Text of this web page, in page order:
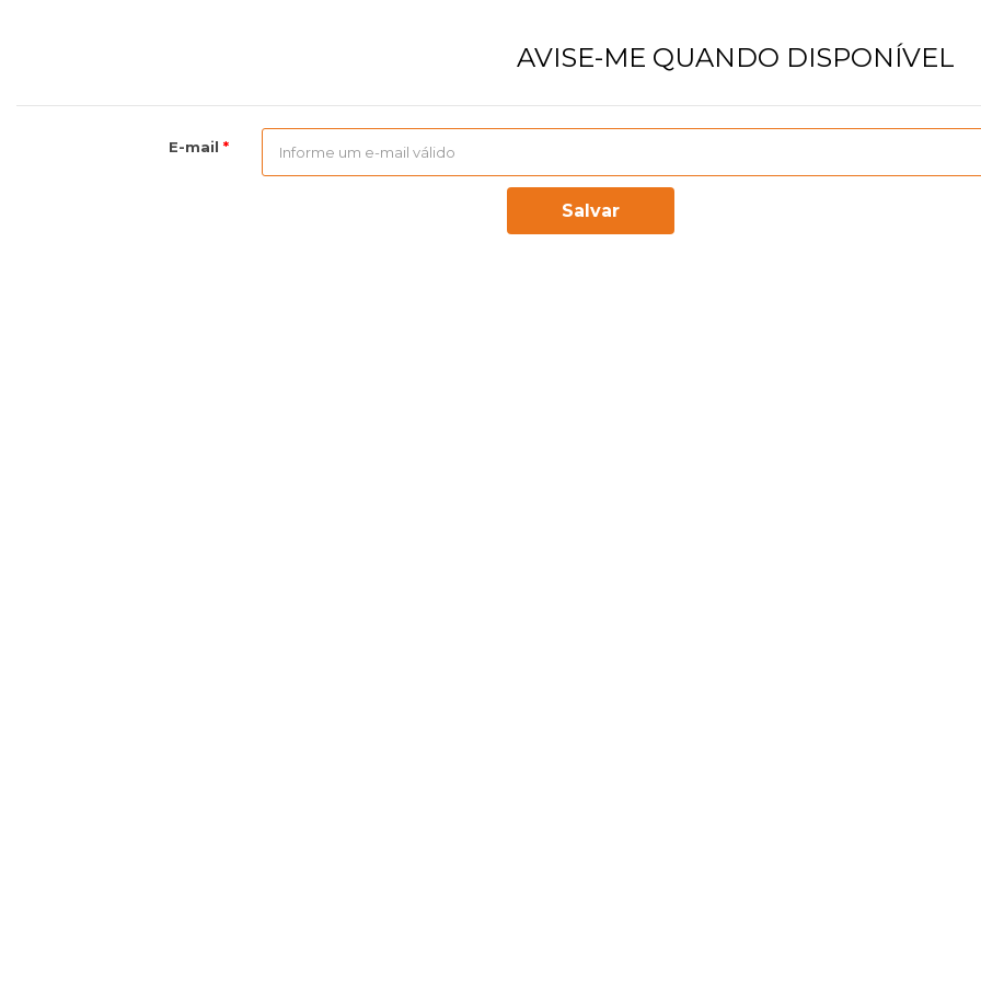
AVISE-ME QUANDO DISPONÍVEL
E-mail
Salvar